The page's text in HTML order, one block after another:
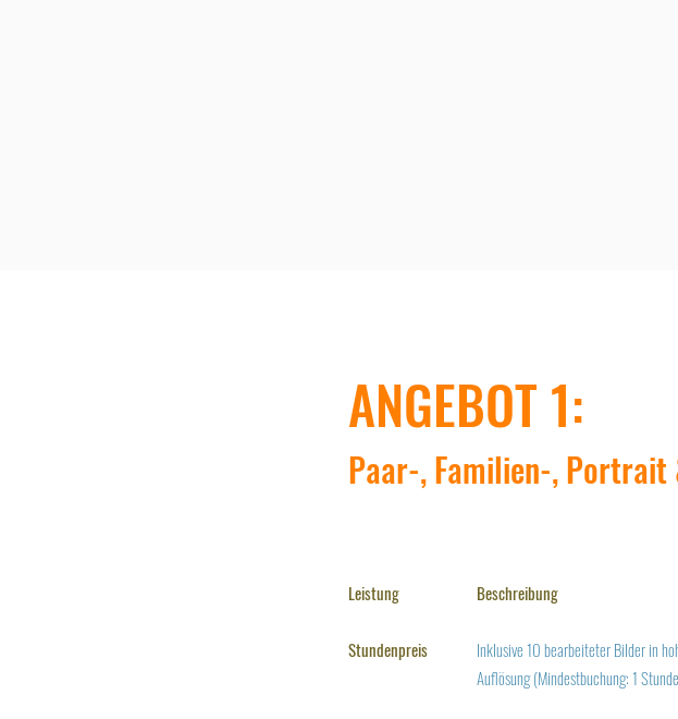
ANGEBOT 1:
Paar-, Familien-,
Leistung
Stundenpreis
Beschreibung
Inklusive 10 bearbeiteter Bilder in
Auflösung (Mindestbuchung: 1